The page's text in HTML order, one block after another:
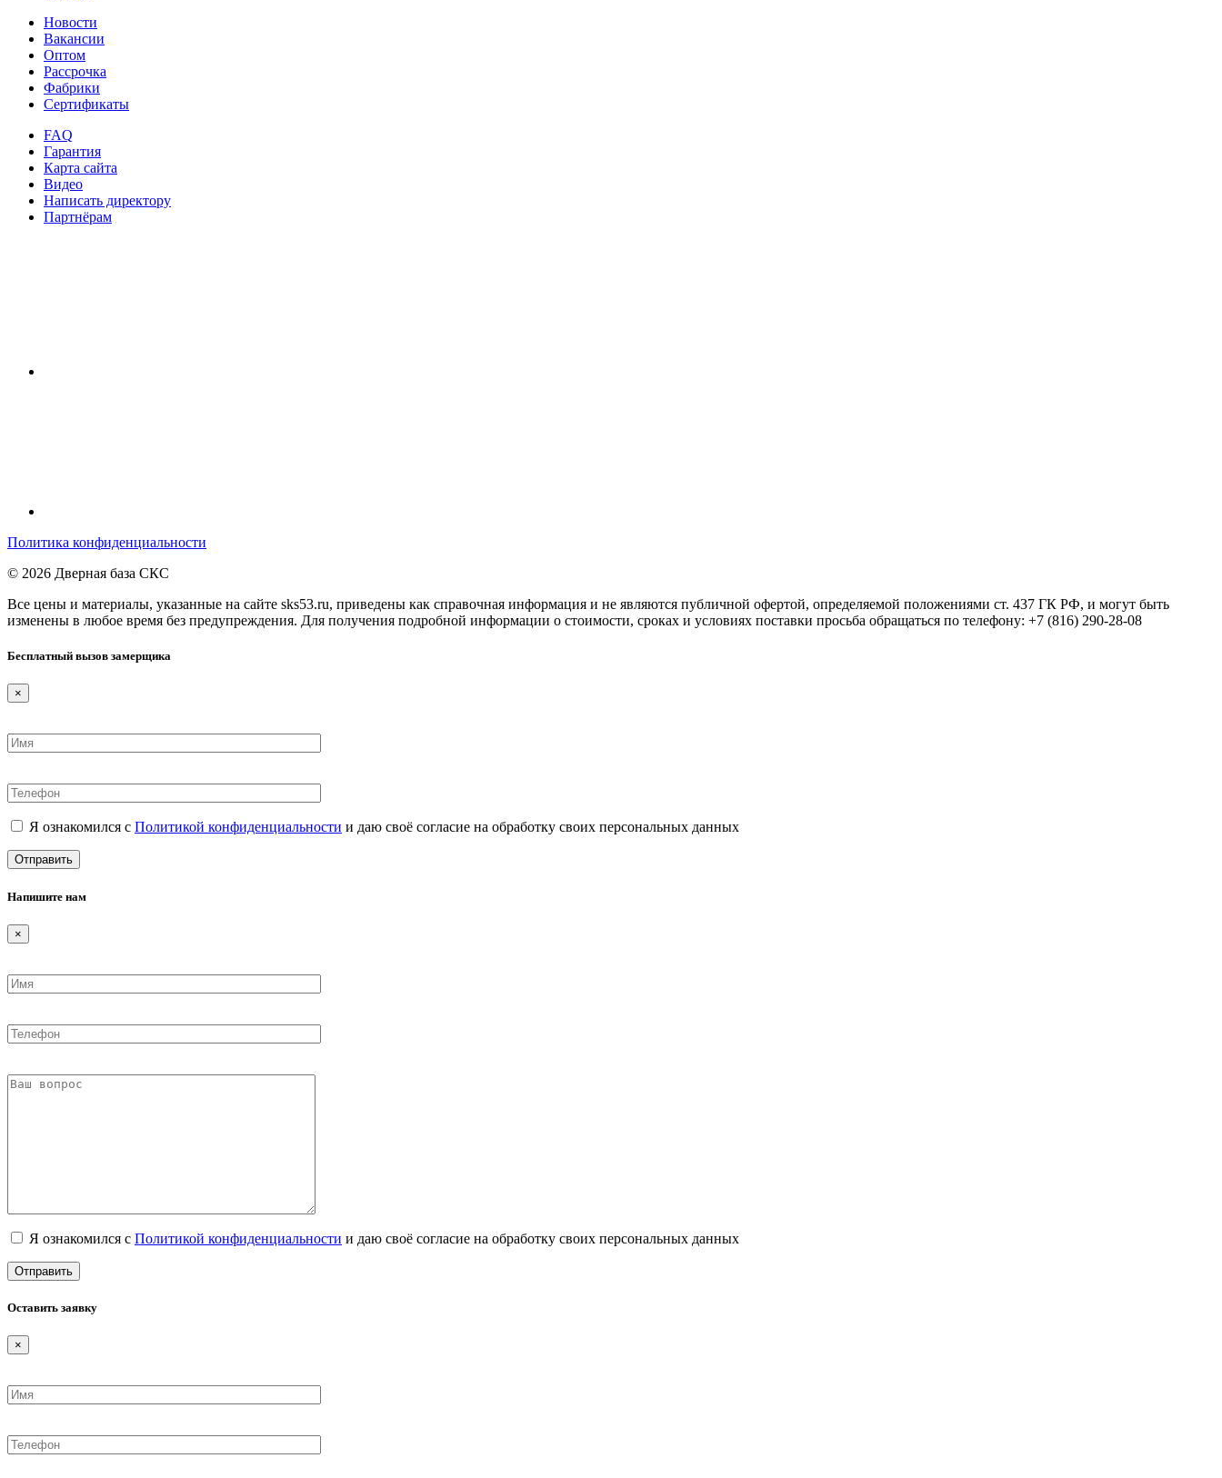
Новости
Вакансии
Оптом
Рассрочка
Фабрики
Сертификаты
FAQ
Гарантия
Карта сайта
Видео
Написать директору
Партнёрам
Политика конфиденциальности
© 2026 Дверная база СКС
Все цены и материалы, указанные на сайте sks53.ru, приведены как справочная информация и не являются публичной офертой, определяемой положениями ст. 437 ГК РФ, и могут быть
изменены в любое время без предупреждения. Для получения подробной информации о стоимости, сроках и условиях поставки просьба обращаться по телефону: +7 (816) 290-28-08
Бесплатный вызов замерщика
×
Я ознакомился с Политикой конфиденциальности и даю своё согласие на обработку своих персональных данных
Напишите нам
×
Я ознакомился с Политикой конфиденциальности и даю своё согласие на обработку своих персональных данных
Оставить заявку
×